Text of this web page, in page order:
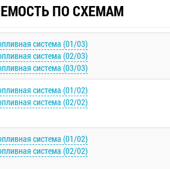
ПО СХЕМАМ
система (01/03)
система (02/03)
система (03/03)
система (01/02)
система (02/02)
система (01/02)
система (02/02)